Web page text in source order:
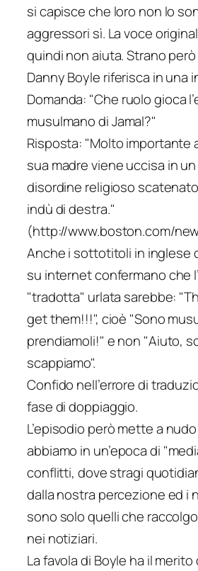
si capisce che loro non lo
aggressori sì. La voce
quindi non aiuta. Strano
Danny Boyle riferisca in una
Domanda: "Che ruolo gioca
musulmano di Jamal?"
Risposta: "Molto importante
sua madre viene uccisa in
disordine religioso
indù di destra."
(http://www.boston.com/
Anche i sottotitoli in inglese
su internet confermano che
"tradotta" urlata sarebbe:
get them!!!", cioè "Sono
prendiamoli!" e non "Aiuto,
scappiamo".
Confido nell’errore di
fase di doppiaggio.
L’episodio però mette a
abbiamo in un’epoca di
conflitti, dove stragi
dalla nostra percezione ed i
sono solo quelli che
nei notiziari.
La favola di Boyle ha il